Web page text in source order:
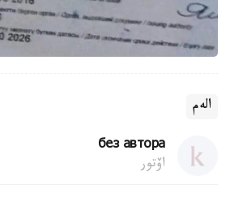
الەم
без автора
اۆتور